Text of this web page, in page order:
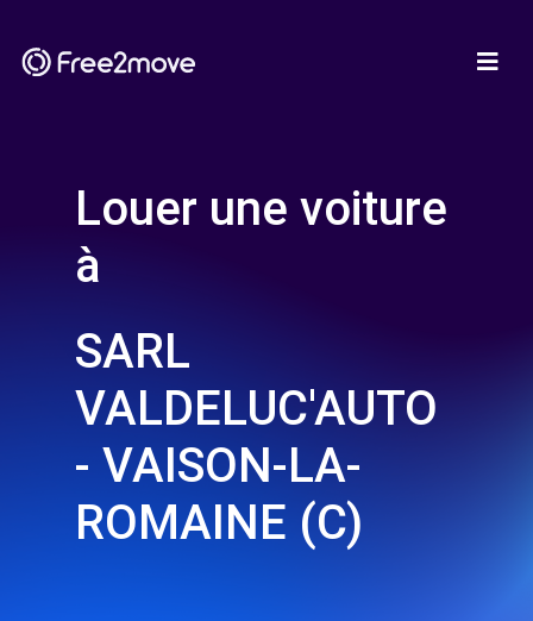
Louer une voiture
à
SARL
VALDELUC'AUTO
- VAISON-LA-
ROMAINE (C)